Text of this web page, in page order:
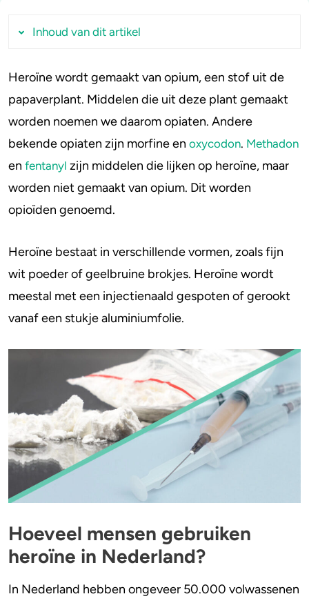
Alcohol
Paddo’s en truffels
2C-B
Ketamine
Ayahuasca
LSD
Benzodiazepines
Heroïne
4-FA
Poppers
Crack
Stoppen of minderen
Feiten over verslaving
Verkeer
Trends & Cijfers
Check je gebruik
Stel een vraag
Inhoud van dit artikel
Hoeveel mensen gebruiken heroïne in
Nederland?
De effecten van heroïne
Hoe lang werkt Heroïne?
Risico’s
De wet
Heroïne wordt gemaakt van opium, een stof uit de
papaverplant. Middelen die uit deze plant gemaakt
worden noemen we daarom opiaten. Andere
bekende opiaten zijn morfine en oxycodon. Methadon
en fentanyl zijn middelen die lijken op heroïne, maar
worden niet gemaakt van opium. Dit worden
opioïden genoemd.
Heroïne bestaat in verschillende vormen, zoals fijn
wit poeder of geelbruine brokjes. Heroïne wordt
meestal met een injectienaald gespoten of gerookt
vanaf een stukje aluminiumfolie.
Hoeveel mensen gebruiken
heroïne in Nederland?
In Nederland hebben ongeveer 50.000 volwassenen